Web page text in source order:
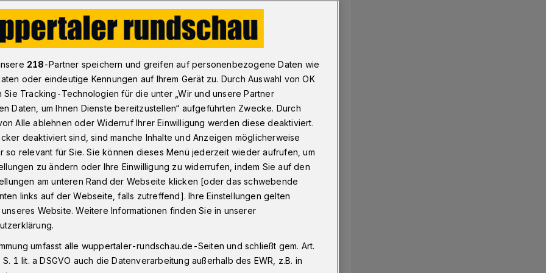
und wirtschaftlichen Neustart“
und
Neustart“
1. Mai haben die Wuppertaler SPD-
Bell, Andreas Bialas und Josef
veröffentlicht. Der Wortlaut.
218-Partner speichern und greifen auf personenbezogene Daten wie
oder eindeutige Kennungen auf Ihrem Gerät zu. Durch Auswahl von OK
Sie Tracking-Technologien für die unter „Wir und unsere Partner
Daten, um Ihnen Dienste bereitzustellen“ aufgeführten Zwecke. Durch
Alle ablehnen oder Widerruf Ihrer Einwilligung werden diese deaktiviert.
deaktiviert sind, sind manche Inhalte und Anzeigen möglicherweise
so relevant für Sie. Sie können dieses Menü jederzeit wieder aufrufen, um
zu ändern oder Ihre Einwilligung zu widerrufen, indem Sie auf den
am unteren Rand der Webseite klicken [oder das schwebende
links auf der Webseite, falls zutreffend]. Ihre Einstellungen gelten
Website. Weitere Informationen finden Sie in unserer
umfasst alle wuppertaler-rundschau.de-Seiten und schließt gem. Art.
1 lit. a DSGVO auch die Datenverarbeitung außerhalb des EWR, z.B. in